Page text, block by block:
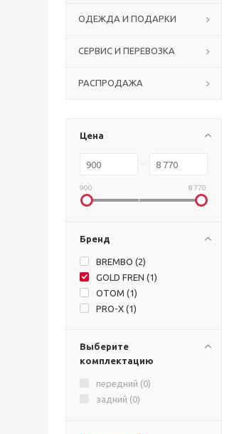
ОДЕЖДА И ПОДАРКИ
СЕРВИС И ПЕРЕВОЗКА
РАСПРОДАЖА
Цена
900 8 770
Бренд
BREMBO (2)
GOLD FREN (1)
OTOM (1)
PRO-X (1)
Выберите
комплектацию
передний (0)
задний (0)